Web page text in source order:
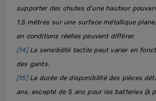
supporter des chutes d’une hauteur
1,5 mètres sur une surface métallique
en conditions réelles peuvent différer.
[14] La sensibilité tactile peut varier en
des gants.
[15] La durée de disponibilité des pièces
ans, excepté de 5 ans pour les batteries (à